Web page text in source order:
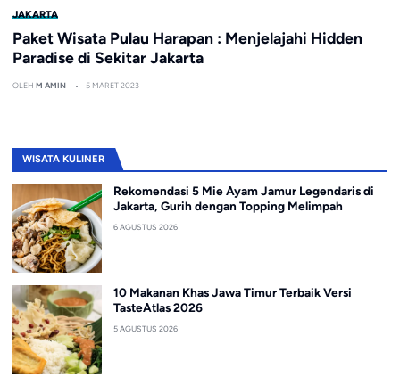
JAKARTA
Paket Wisata Pulau Harapan : Menjelajahi Hidden
Paradise di Sekitar Jakarta
OLEH M AMIN 5 MARET 2023
WISATA KULINER
Rekomendasi 5 Mie Ayam Jamur Legendaris di
Jakarta, Gurih dengan Topping Melimpah
6 AGUSTUS 2026
10 Makanan Khas Jawa Timur Terbaik Versi
TasteAtlas 2026
5 AGUSTUS 2026